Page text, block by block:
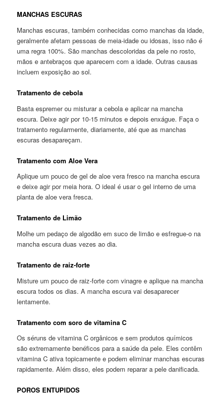
MANCHAS ESCURAS
Manchas escuras, também conhecidas como manchas da idade,
geralmente afetam pessoas de meia-idade ou idosas, isso não é
uma regra 100%. São manchas descoloridas da pele no rosto,
mãos e antebraços que aparecem com a idade. Outras causas
incluem exposição ao sol.
Tratamento de cebola
Basta espremer ou misturar a cebola e aplicar na mancha
escura. Deixe agir por 10-15 minutos e depois enxágue. Faça o
tratamento regularmente, diariamente, até que as manchas
escuras desapareçam.
Tratamento com Aloe Vera
Aplique um pouco de gel de aloe vera fresco na mancha escura
e deixe agir por meia hora. O ideal é usar o gel interno de uma
planta de aloe vera fresca.
Tratamento de Limão
Molhe um pedaço de algodão em suco de limão e esfregue-o na
mancha escura duas vezes ao dia.
Tratamento de raiz-forte
Misture um pouco de raiz-forte com vinagre e aplique na mancha
escura todos os dias. A mancha escura vai desaparecer
lentamente.
Tratamento com soro de vitamina C
Os séruns de vitamina C orgânicos e sem produtos químicos
são extremamente benéficos para a saúde da pele. Eles contêm
vitamina C ativa topicamente e podem eliminar manchas escuras
rapidamente. Além disso, eles podem reparar a pele danificada.
POROS ENTUPIDOS